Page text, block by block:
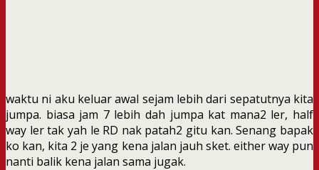
waktu ni aku keluar awal sejam lebih dari sepatutnya kita
jumpa. biasa jam 7 lebih dah jumpa kat mana2 ler, half
way ler tak yah le RD nak patah2 gitu kan. Senang bapak
ko kan, kita 2 je yang kena jalan jauh sket. either way pun
nanti balik kena jalan sama jugak.